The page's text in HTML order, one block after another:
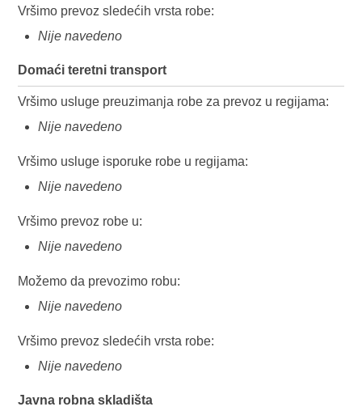
Vršimo prevoz sledećih vrsta robe:
Nije navedeno
Domaći teretni transport
Vršimo usluge preuzimanja robe za prevoz u regijama:
Nije navedeno
Vršimo usluge isporuke robe u regijama:
Nije navedeno
Vršimo prevoz robe u:
Nije navedeno
Možemo da prevozimo robu:
Nije navedeno
Vršimo prevoz sledećih vrsta robe:
Nije navedeno
Javna robna skladišta